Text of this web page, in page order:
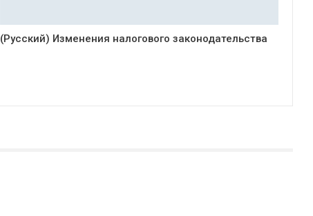
(Русский) Изменения налогового законодательства